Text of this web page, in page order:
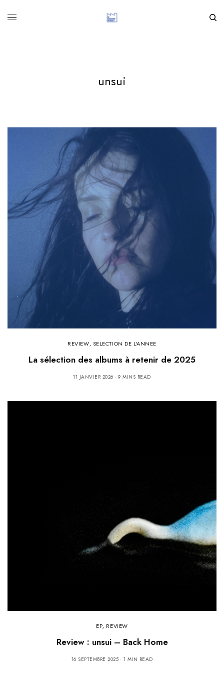
unsui
REVIEW, SELECTION DE L'ANNEE
La sélection des albums à retenir de 2025
11 JANVIER 2026 9 MINS READ
EP, REVIEW
Review : unsui – Back Home
16 SEPTEMBRE 2025 1 MIN READ